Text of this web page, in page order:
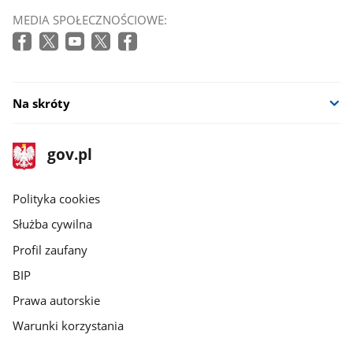
MEDIA SPOŁECZNOŚCIOWE:
Na skróty
stopka
gov.pl
Strona
gov.pl
gov.pl
Polityka cookies
Służba cywilna
Profil zaufany
BIP
Prawa autorskie
Warunki korzystania